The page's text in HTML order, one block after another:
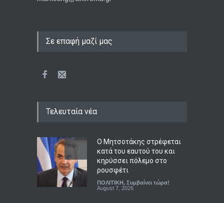
Σε επαφή μαζί μας
Τελευταία νέα
Ο Μητσοτάκης στρέφεται
κατά του εαυτού του και
κηρύσσει πόλεμο στο
ρουσφέτι
ΠΟΛΙΤΙΚΗ, Συμβαίνει τώρα!
August 7, 2026